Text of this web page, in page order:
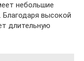
небольшие
высокой
длительную